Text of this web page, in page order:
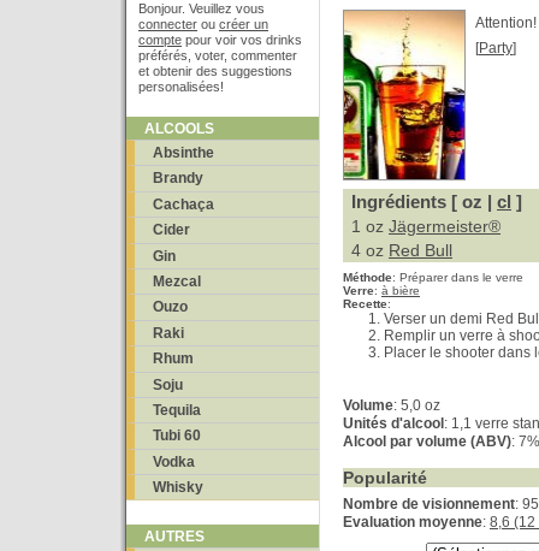
Bonjour. Veuillez vous
connecter ou créer un
compte pour voir vos drinks
préférés, voter, commenter
et obtenir des suggestions
personalisées!
ALCOOLS
Absinthe
Brandy
Cachaça
Cider
Gin
Mezcal
Ouzo
Raki
Rhum
Soju
Tequila
Tubi 60
Vodka
Whisky
AUTRES
[Party]
Ingrédients [ oz | cl ]
1 oz Jägermeister®
4 oz Red Bull
Méthode: Préparer dans le verre
Verre: à bière
Recette:
Verser un demi Red
Remplir un verre à
Placer le shooter dans
Volume: 5,0 oz
Unités d'alcool : 1,1 verre
Alcool par volume (ABV): 7%
Popularité
Nombre de visionnement:
Evaluation moyenne: 8,6